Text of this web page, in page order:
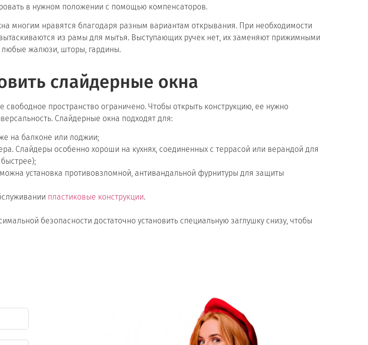
в нужном положении с помощью компенсаторов.
многим нравятся благодаря разным вариантам открывания. При необходимости
из рамы для мытья. Выступающих ручек нет, их заменяют прижимными
любые жалюзи, шторы, гардины.
слайдерные окна
пространство ограничено. Чтобы открыть конструкцию, ее нужно
Слайдерные окна подходят для:
на балконе или лоджии;
Слайдеры особенно хороши на кухнях, соединенных с террасой или верандой для
установка противовзломной, антивандальной фурнитуры для защиты
пластиковые конструкции.
безопасности достаточно установить специальную заглушку снизу, чтобы